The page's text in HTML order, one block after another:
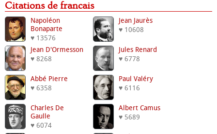
Citations de francais
Napoléon
Bonaparte
♥ 13576
Jean Jaurès
♥ 10608
Jean D'Ormesson
♥ 8268
Jules Renard
♥ 6778
Abbé Pierre
♥ 6358
Paul Valéry
♥ 6116
Charles De
Gaulle
♥ 6074
Albert Camus
♥ 5689